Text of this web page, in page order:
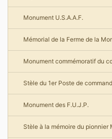
Monument U.S.A.A.F.
Mémorial de la Ferme de la
Monument commémoratif du
Stèle du 1er Poste de
Monument des F.U.J.P.
Stèle à la mémoire du pionnier